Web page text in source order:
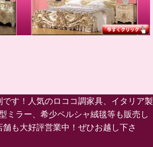
す！人気のロココ調家具、イタリア製
ミラー、希少ペルシャ絨毯等も販売し
も大好評営業中！ぜひお越し下さ